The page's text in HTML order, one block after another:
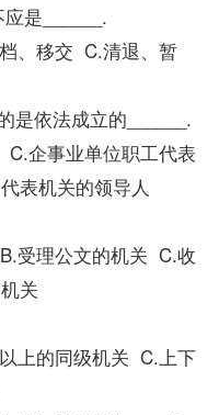
是______.
、移交 C.清退、暂
依法成立的______.
企事业单位职工代表
表机关的领导人
理公文的机关 C.收
关
的同级机关 C.上下